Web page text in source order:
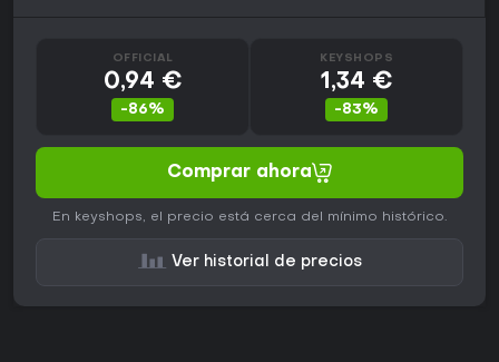
OFFICIAL
0,94 €
-86%
KEYSHOPS
1,34 €
-83%
Comprar ahora
En keyshops, el precio está cerca del mínimo histórico.
Ver historial de precios